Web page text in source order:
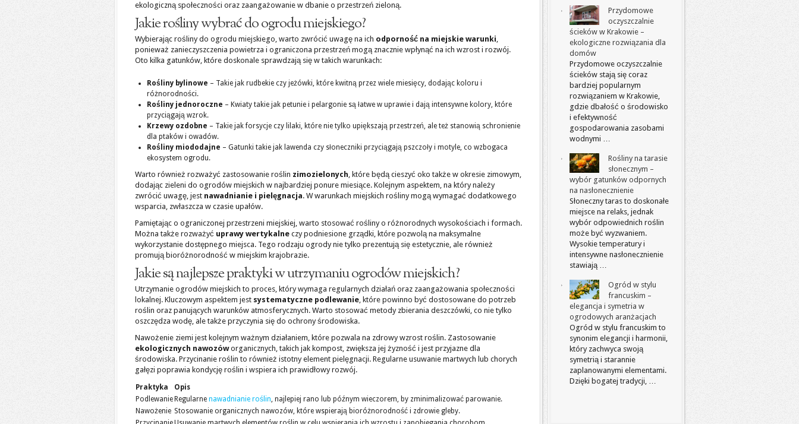
ekologiczną społeczności oraz zaangażowanie w dbanie o przestrzeń zieloną.
Jakie rośliny wybrać do ogrodu miejskiego?
Wybierając rośliny do ogrodu miejskiego, warto zwrócić uwagę na ich odporność na miejskie warunki,
ponieważ zanieczyszczenia powietrza i ograniczona przestrzeń mogą znacznie wpłynąć na ich wzrost i rozwój.
Oto kilka gatunków, które doskonale sprawdzają się w takich warunkach:
Rośliny bylinowe – Takie jak rudbekie czy jeżówki, które kwitną przez wiele miesięcy, dodając koloru i
różnorodności.
Rośliny jednoroczne – Kwiaty takie jak petunie i pelargonie są łatwe w uprawie i dają intensywne kolory, które
przyciągają wzrok.
Krzewy ozdobne – Takie jak forsycje czy lilaki, które nie tylko upiększają przestrzeń, ale też stanowią schronienie
dla ptaków i owadów.
Rośliny miododajne – Gatunki takie jak lawenda czy słoneczniki przyciągają pszczoły i motyle, co wzbogaca
ekosystem ogrodu.
Warto również rozważyć zastosowanie roślin zimozielonych, które będą cieszyć oko także w okresie zimowym,
dodając zieleni do ogrodów miejskich w najbardziej ponure miesiące. Kolejnym aspektem, na który należy
zwrócić uwagę, jest nawadnianie i pielęgnacja. W warunkach miejskich rośliny mogą wymagać dodatkowego
wsparcia, zwłaszcza w czasie upałów.
Pamiętając o ograniczonej przestrzeni miejskiej, warto stosować rośliny o różnorodnych wysokościach i formach.
Można także rozważyć uprawy wertykalne czy podniesione grządki, które pozwolą na maksymalne
wykorzystanie dostępnego miejsca. Tego rodzaju ogrody nie tylko prezentują się estetycznie, ale również
promują bioróżnorodność w miejskim krajobrazie.
Jakie są najlepsze praktyki w utrzymaniu ogrodów miejskich?
Utrzymanie ogrodów miejskich to proces, który wymaga regularnych działań oraz zaangażowania społeczności
lokalnej. Kluczowym aspektem jest systematyczne podlewanie, które powinno być dostosowane do potrzeb
roślin oraz panujących warunków atmosferycznych. Warto stosować metody zbierania deszczówki, co nie tylko
oszczędza wodę, ale także przyczynia się do ochrony środowiska.
Nawożenie ziemi jest kolejnym ważnym działaniem, które pozwala na zdrowy wzrost roślin. Zastosowanie
ekologicznych nawozóworganicznych, takich jak kompost, zwiększa jej żyzność i jest przyjazne dla
środowiska. Przycinanie roślin to również istotny element pielęgnacji. Regularne usuwanie martwych lub chorych
gałęzi poprawia kondycję roślin i wspiera ich prawidłowy rozwój.
Praktyka
Opis
Podlewanie Regularne nawadnianie roślin, najlepiej rano lub późnym wieczorem, by zminimalizować parowanie.
Nawożenie Stosowanie organicznych nawozów, które wspierają bioróżnorodność i zdrowie gleby.
Przydomowe
oczyszczalnie
ścieków w Krakowie –
ekologiczne rozwiązania dla
domów
Przydomowe oczyszczalnie
ścieków stają się coraz
bardziej popularnym
rozwiązaniem w Krakowie,
gdzie dbałość o środowisko
i efektywność
gospodarowania zasobami
wodnymi …
Rośliny na tarasie
słonecznym –
wybór gatunków odpornych
na nasłonecznienie
Słoneczny taras to doskonałe
miejsce na relaks, jednak
wybór odpowiednich roślin
może być wyzwaniem.
Wysokie temperatury i
intensywne nasłonecznienie
stawiają …
Ogród w stylu
francuskim –
elegancja i symetria w
ogrodowych aranżacjach
Ogród w stylu francuskim to
synonim elegancji i harmonii,
który zachwyca swoją
symetrią i starannie
zaplanowanymi elementami.
Dzięki bogatej tradycji, …